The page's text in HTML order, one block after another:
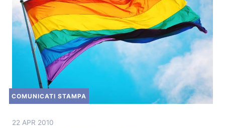
COMUNICATI STAMPA
22 APR 2010